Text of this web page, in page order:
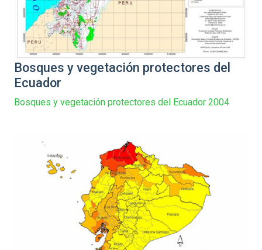
Bosques y vegetación protectores del
Ecuador
Bosques y vegetación protectores del Ecuador 2004